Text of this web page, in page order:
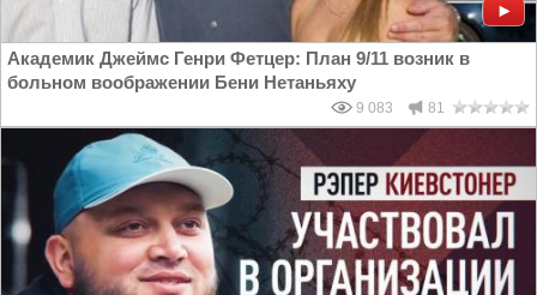
Академик Джеймс Генри Фетцер: План 9/11 возник в
больном воображении Бени Нетаньяху
9 083 81